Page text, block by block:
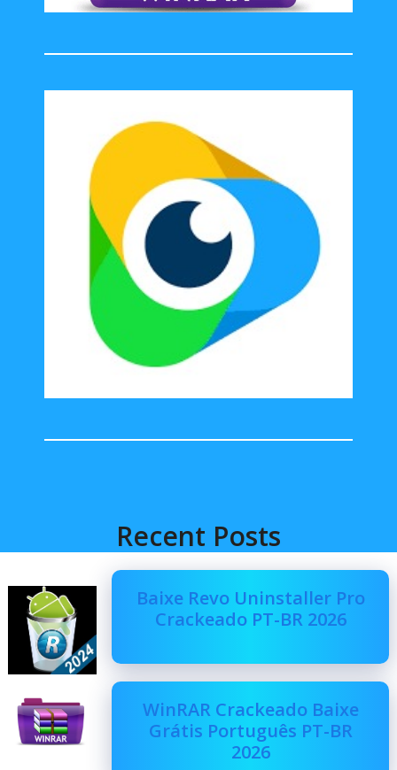
Recent Posts
Baixe Revo Uninstaller Pro
Crackeado PT-BR 2026
WinRAR Crackeado Baixe
Grátis Português PT-BR
2026